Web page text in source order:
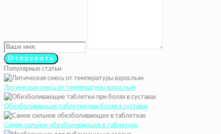
Популярные статьи
Литическая смесь от температуры взрослым
Обезболивающие таблетки при болях в суставах
Самое сильное обезболивающее в таблетках